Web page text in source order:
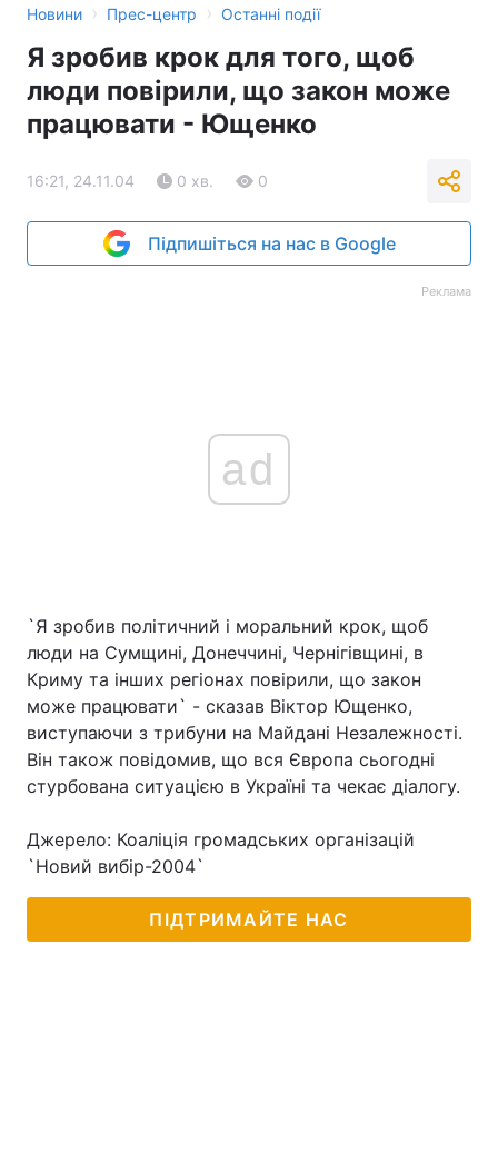
Новини › Прес-центр › Останні події
Я зробив крок для того, щоб
люди повірили, що закон може
працювати - Ющенко
16:21, 24.11.04 0 хв. 0
Підпишіться на нас в Google
Реклама
ad
`Я зробив політичний і моральний крок, щоб
люди на Сумщині, Донеччині, Чернігівщині, в
Криму та інших регіонах повірили, що закон
може працювати` - сказав Віктор Ющенко,
виступаючи з трибуни на Майдані Незалежності.
Він також повідомив, що вся Європа сьогодні
стурбована ситуацією в Україні та чекає діалогу.
Джерело: Коаліція громадських організацій
`Новий вибір-2004`
ПІДТРИМАЙТЕ НАС